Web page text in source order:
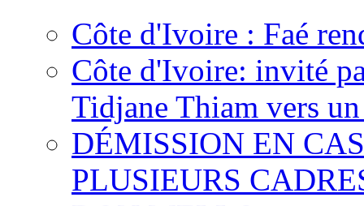
Côte d'Ivoire : Faé
Côte d'Ivoire: invité
Tidjane Thiam vers
DÉMISSION EN
PLUSIEURS